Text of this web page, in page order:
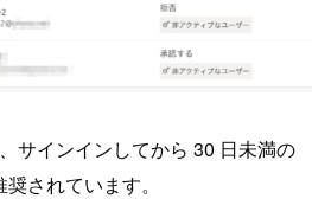
サインインしてから 30 日未満の
奨されています。